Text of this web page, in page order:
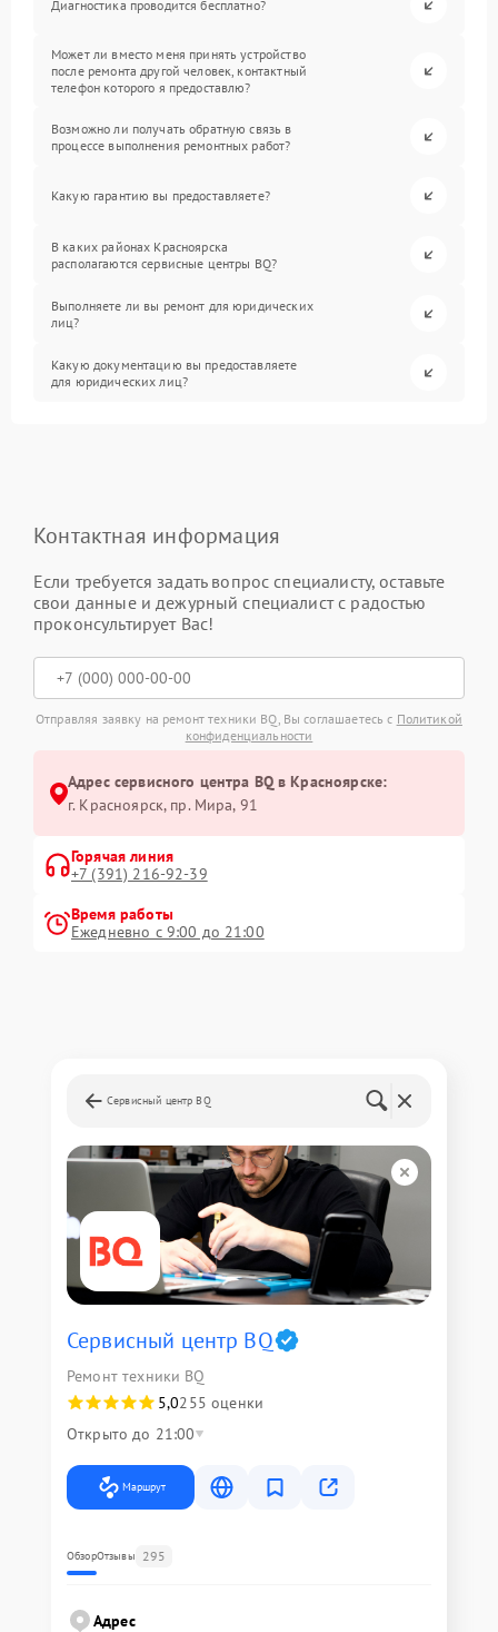
Диагностика проводится бесплатно?
Может ли вместо меня принять устройство
после ремонта другой человек, контактный
телефон которого я предоставлю?
Возможно ли получать обратную связь в
процессе выполнения ремонтных работ?
Какую гарантию вы предоставляете?
В каких районах Красноярска
располагаются сервисные центры BQ?
Выполняете ли вы ремонт для юридических
лиц?
Какую документацию вы предоставляете
для юридических лиц?
Контактная информация
Если требуется задать вопрос специалисту, оставьте
свои данные и дежурный специалист с радостью
проконсультирует Вас!
Отправляя заявку на ремонт техники BQ, Вы соглашаетесь с Политикой
конфиденциальности
Адрес сервисного центра BQ в Красноярске:
г. Красноярск, ​пр. Мира, 91
Горячая линия
+7 (391) 216-92-39
Время работы
Ежедневно с 9:00 до 21:00
Сервисный центр BQ
Сервисный центр BQ
Ремонт техники BQ
5,0255 оценки
Открыто до 21:00
Маршрут
ОбзорОтзывы 295
Адрес